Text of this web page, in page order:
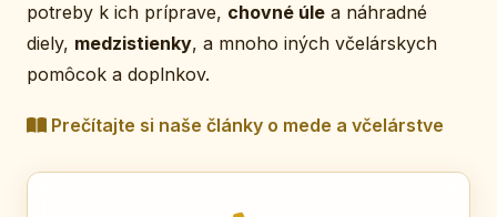
potreby k ich príprave, chovné úle a náhradné
diely, medzistienky, a mnoho iných včelárskych
pomôcok a doplnkov.
Prečítajte si naše články o mede a včelárstve